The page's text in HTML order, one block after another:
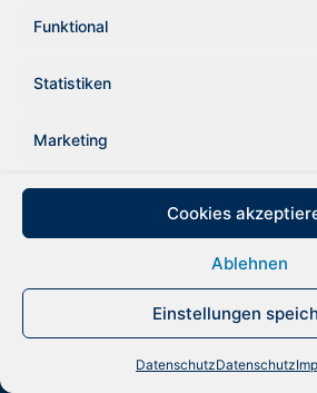
Funktional
Statistiken
Marketing
Cookies
Ablehnen
Einstellungen
DatenschutzDatenschutz
27. Juni 1999